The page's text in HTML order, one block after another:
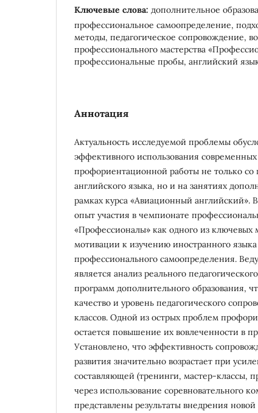
Ключевые слова: дополнительное
профессиональное самоопределение,
методы, педагогическое сопровождение,
профессионального мастерства
профессиональные пробы, английский
Аннотация
Актуальность исследуемой проблемы
эффективного использования
профориентационной работы не только со
английского языка, но и на занятиях
рамках курса «Авиационный английский». В
опыт участия в чемпионате
«Профессионалы» как одного из
мотивации к изучению иностранного
профессионального самоопределения.
является анализ реального
программ дополнительного образования,
качество и уровень педагогического
классов. Одной из острых проблем
остается повышение их вовлеченности в
Установлено, что эффективность
развития значительно возрастает при
составляющей (тренинги, мастер-классы,
через использование соревновательного
представлены результаты внедрения